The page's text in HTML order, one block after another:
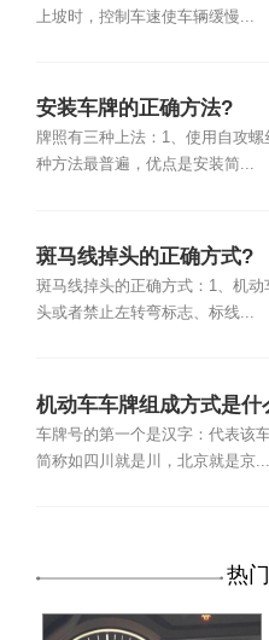
上坡时，控制车速使车辆缓慢...
安装车牌的正确方法?
牌照有三种上法：1、使用自攻
种方法最普遍，优点是安装简...
斑马线掉头的正确方式?
斑马线掉头的正确方式：1、机
头或者禁止左转弯标志、标线...
机动车车牌组成方式是什
车牌号的第一个是汉字：代表该
简称如四川就是川，北京就是京...
热